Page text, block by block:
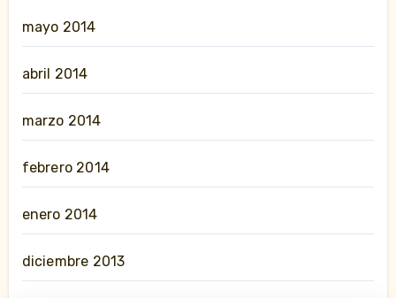
mayo 2014
abril 2014
marzo 2014
febrero 2014
enero 2014
diciembre 2013